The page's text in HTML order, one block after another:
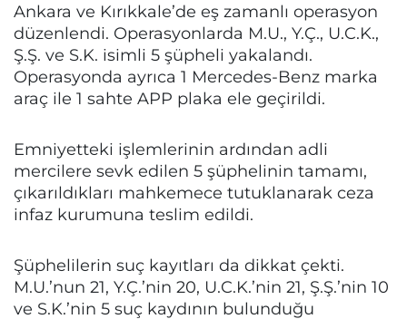
Ankara ve Kırıkkale’de eş zamanlı operasyon
düzenlendi. Operasyonlarda M.U., Y.Ç., U.C.K.,
Ş.Ş. ve S.K. isimli 5 şüpheli yakalandı.
Operasyonda ayrıca 1 Mercedes-Benz marka
araç ile 1 sahte APP plaka ele geçirildi.
Emniyetteki işlemlerinin ardından adli
mercilere sevk edilen 5 şüphelinin tamamı,
çıkarıldıkları mahkemece tutuklanarak ceza
infaz kurumuna teslim edildi.
Şüphelilerin suç kayıtları da dikkat çekti.
M.U.’nun 21, Y.Ç.’nin 20, U.C.K.’nin 21, Ş.Ş.’nin 10
ve S.K.’nin 5 suç kaydının bulunduğu